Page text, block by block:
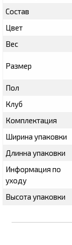
Состав
Цвет
Вес
Размер
Пол
Клуб
Комплектация
Ширина упаковки
Длинна упаковки
Информация по
уходу
Высота упаковки